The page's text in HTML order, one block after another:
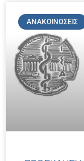
ΑΝΑΚΟΙΝΏΣΕΙΣ